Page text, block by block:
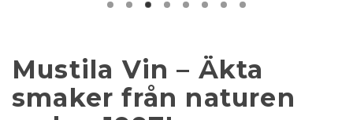
Mustila Vin – Äkta
smaker från naturen